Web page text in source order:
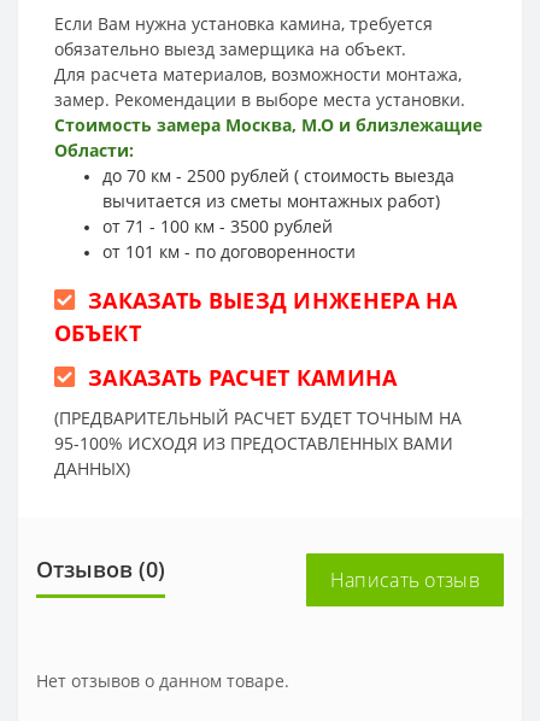
Если Вам нужна установка камина, требуется
обязательно выезд замерщика на объект.
Для расчета материалов, возможности монтажа,
замер. Рекомендации в выборе места установки.
Стоимость замера Москва, М.О и близлежащие
Области:
до 70 км - 2500 рублей ( стоимость выезда
вычитается из сметы монтажных работ)
от 71 - 100 км - 3500 рублей
от 101 км - по договоренности
ЗАКАЗАТЬ ВЫЕЗД ИНЖЕНЕРА НА
ОБЪЕКТ
ЗАКАЗАТЬ РАСЧЕТ КАМИНА
(ПРЕДВАРИТЕЛЬНЫЙ РАСЧЕТ БУДЕТ ТОЧНЫМ НА
95-100% ИСХОДЯ ИЗ ПРЕДОСТАВЛЕННЫХ ВАМИ
ДАННЫХ)
Отзывов (0) Написать отзыв
Нет отзывов о данном товаре.